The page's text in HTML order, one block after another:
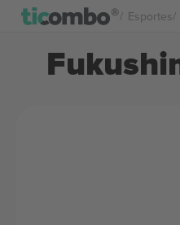
Esportes